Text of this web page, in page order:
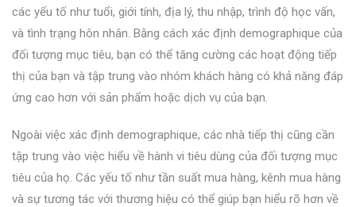
các yếu tố như tuổi, giới tính, địa lý, thu nhập, trình độ học vấn,
và tình trạng hôn nhân. Bằng cách xác định demographique của
đối tượng mục tiêu, bạn có thể tăng cường các hoạt động tiếp
thị của bạn và tập trung vào nhóm khách hàng có khả năng đáp
ứng cao hơn với sản phẩm hoặc dịch vụ của bạn.
Ngoài việc xác định demographique, các nhà tiếp thị cũng cần
tập trung vào việc hiểu về hành vi tiêu dùng của đối tượng mục
tiêu của họ. Các yếu tố như tần suất mua hàng, kênh mua hàng
và sự tương tác với thương hiệu có thể giúp bạn hiểu rõ hơn về